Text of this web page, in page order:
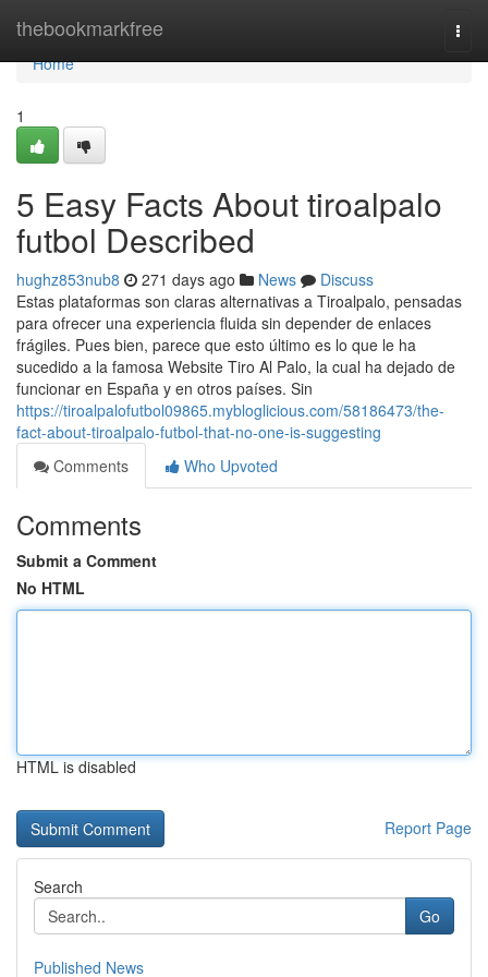
thebookmarkfree
Home
Home
1
5 Easy Facts About tiroalpalo
futbol Described
hughz853nub8 271 days ago News
Discuss
Estas plataformas son claras alternativas a Tiroalpalo, pensadas
para ofrecer una experiencia fluida sin depender de enlaces
frágiles. Pues bien, parece que esto último es lo que le ha
sucedido a la famosa Website Tiro Al Palo, la cual ha dejado de
funcionar en España y en otros países. Sin
https://tiroalpalofutbol09865.mybloglicious.com/58186473/the-
fact-about-tiroalpalo-futbol-that-no-one-is-suggesting
Comments
Who Upvoted
Comments
Submit a Comment
No HTML
HTML is disabled
Report Page
Search
Go
Published News